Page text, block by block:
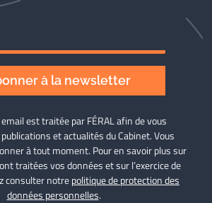
à la newsletter
est traitée par FÉRAL afin de vous
et actualités du Cabinet. Vous
à tout moment. Pour en savoir plus sur
traitées vos données et sur l’exercice de
consulter notrepolitique de protection des
données personnelles.